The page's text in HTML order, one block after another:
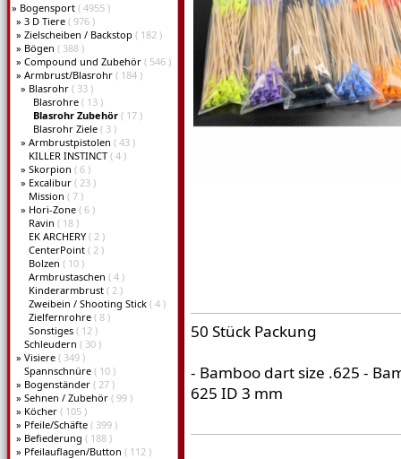
» Bogensport ( 4955 )
» 3 D Tiere ( 976 )
» Zielscheiben / Backstop ( 182 )
» Bögen ( 388 )
» Compound und Zubehör ( 546 )
» Armbrust/Blasrohr ( 184 )
» Blasrohr ( 33 )
Blasrohre ( 13 )
Blasrohr Zubehör ( 17 )
Blasrohr Ziele ( 3 )
» Armbrustpistolen ( 43 )
KILLER INSTINCT ( 4 )
» Skorpion ( 6 )
» Excalibur ( 23 )
Mission ( 7 )
» Hori-Zone ( 6 )
Ravin ( 18 )
EK ARCHERY ( 2 )
CenterPoint ( 2 )
Bolzen ( 10 )
Armbrustaschen ( 4 )
Kinderarmbrust ( 2 )
Zweibein / Shooting Stick ( 4 )
Zielfernrohre ( 8 )
Sonstiges ( 12 )
Schleudern ( 30 )
» Visiere ( 349 )
Spannschnüre ( 10 )
» Bogenständer ( 27 )
» Sehnen / Zubehör ( 99 )
» Köcher ( 105 )
» Pfeile/Schäfte ( 399 )
» Befiederung ( 188 )
» Pfeilauflagen/Button ( 112 )
50 Stück Packung
- Bamboo dart size .625 -
625 ID 3 mm